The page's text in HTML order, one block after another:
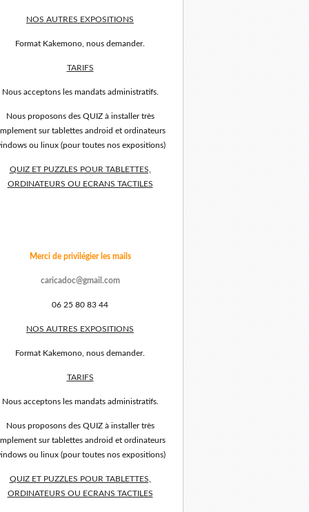
NOS AUTRES EXPOSITIONS
Format Kakemono, nous demander.
TARIFS
Nous acceptons les mandats administratifs.
Nous proposons des QUIZ à installer très
sur tablettes android et ordinateurs
ou linux (pour toutes nos expositions)
QUIZ ET PUZZLES POUR TABLETTES,
ORDINATEURS OU ECRANS TACTILES
Merci de privilégier les mails
caricadoc@gmail.com
06 25 80 83 44
NOS AUTRES EXPOSITIONS
Format Kakemono, nous demander.
TARIFS
Nous acceptons les mandats administratifs.
Nous proposons des QUIZ à installer très
sur tablettes android et ordinateurs
ou linux (pour toutes nos expositions)
QUIZ ET PUZZLES POUR TABLETTES,
ORDINATEURS OU ECRANS TACTILES